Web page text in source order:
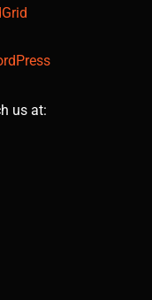
us at: